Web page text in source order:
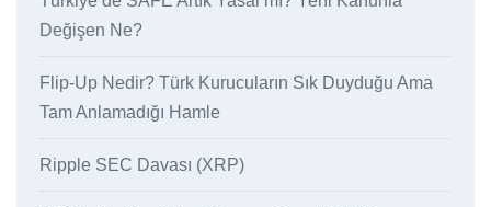
Değişen Ne?
Flip-Up Nedir? Türk Kurucuların Sık Duyduğu Ama
Tam Anlamadığı Hamle
Ripple SEC Davası (XRP)